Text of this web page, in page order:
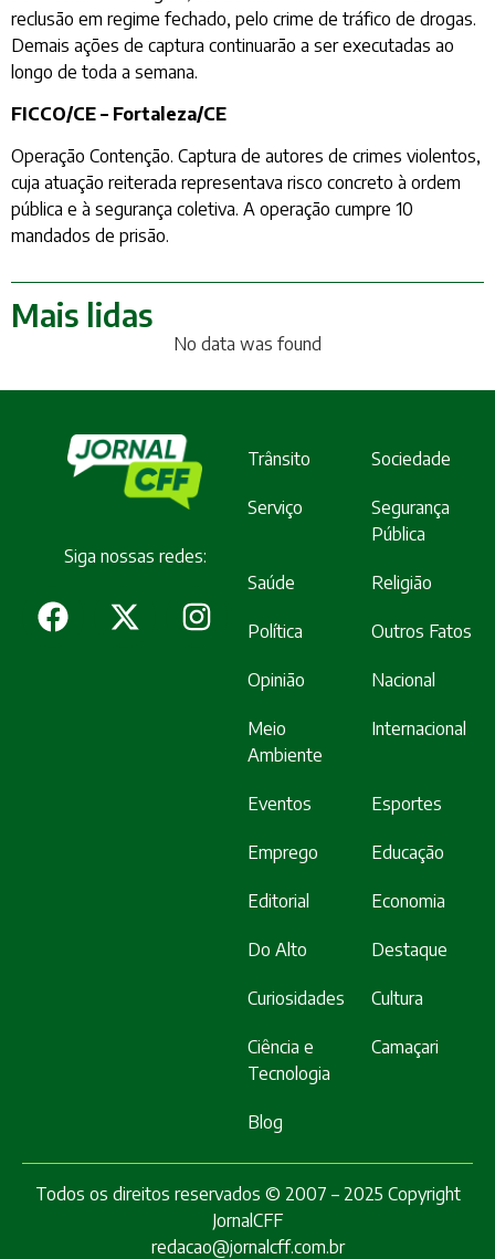
reclusão em regime fechado, pelo crime de tráfico de drogas.
Demais ações de captura continuarão a ser executadas ao
longo de toda a semana.
FICCO/CE – Fortaleza/CE
Operação Contenção. Captura de autores de crimes violentos,
cuja atuação reiterada representava risco concreto à ordem
pública e à segurança coletiva. A operação cumpre 10
mandados de prisão.
Mais lidas
No data was found
Siga nossas redes:
Trânsito Sociedade
Serviço
Segurança
Pública
Saúde Religião
Política Outros Fatos
Opinião Nacional
Meio
Ambiente
Internacional
Eventos Esportes
Emprego Educação
Editorial Economia
Do Alto Destaque
Curiosidades Cultura
Ciência e
Tecnologia
Camaçari
Blog
Todos os direitos reservados © 2007 – 2025 Copyright
JornalCFF
redacao@jornalcff.com.br